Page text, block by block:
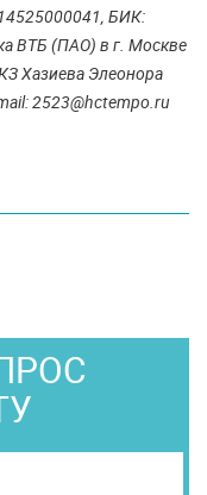
БИК:
ВТБ (ПАО) в г. Москве
Хазиева Элеонора
2523@hctempo.ru